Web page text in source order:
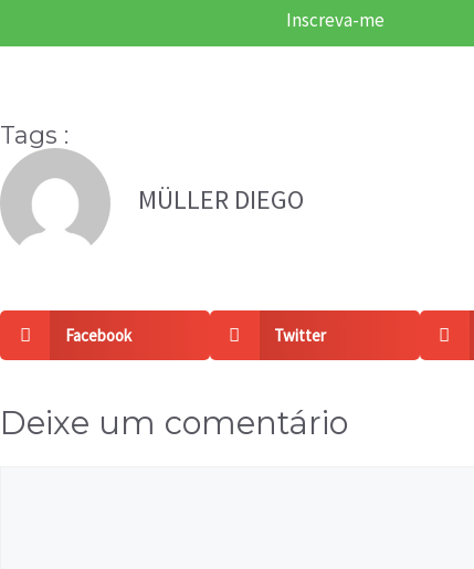
Tags :
MÜLLER DIEGO
Facebook Twitter
Deixe um comentário